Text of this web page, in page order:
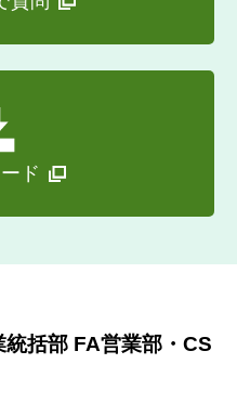
ド
括部 FA営業部・CS